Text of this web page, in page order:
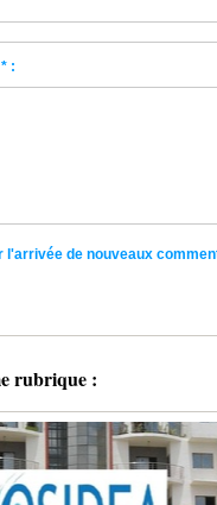
:
l'arrivée de nouveaux
rubrique :